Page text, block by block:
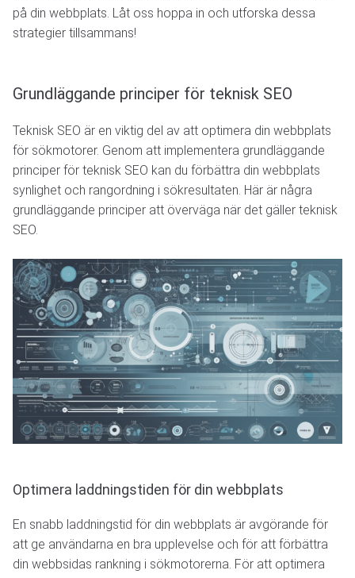
på din webbplats. Låt oss hoppa in och utforska dessa
strategier tillsammans!
Grundläggande principer för teknisk SEO
Teknisk SEO är en viktig del av att optimera din webbplats
för sökmotorer. Genom att implementera grundläggande
principer för teknisk SEO kan du förbättra din webbplats
synlighet och rangordning i sökresultaten. Här är några
grundläggande principer att överväga när det gäller teknisk
SEO.
Optimera laddningstiden för din webbplats
En snabb laddningstid för din webbplats är avgörande för
att ge användarna en bra upplevelse och för att förbättra
din webbsidas rankning i sökmotorerna. För att optimera